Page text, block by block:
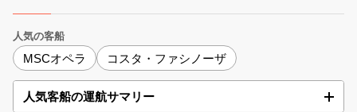
人気の客船
MSCオペラ コスタ・ファシノーザ
人気客船の運航サマリー